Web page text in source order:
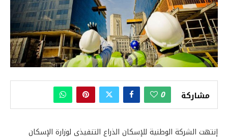
مشاركة 0
إنتهت الشركة الوطنية للإسكان الذراع التنفيذى لوزارة الإسكان